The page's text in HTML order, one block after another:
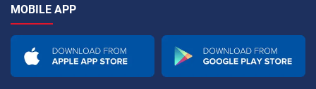
MOBILE APP